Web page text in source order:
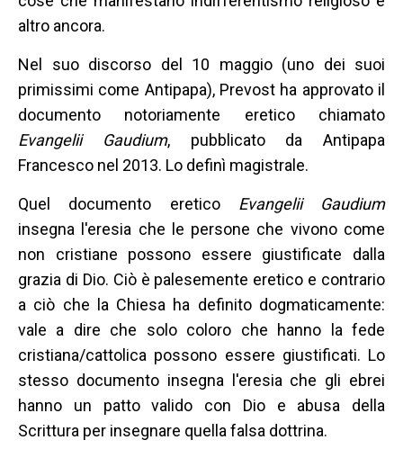
altro ancora.
Nel suo discorso del 10 maggio (uno dei suoi
primissimi come Antipapa), Prevost ha approvato il
documento notoriamente eretico chiamato
Evangelii Gaudium, pubblicato da Antipapa
Francesco nel 2013. Lo definì magistrale.
Quel documento eretico Evangelii Gaudium
insegna l'eresia che le persone che vivono come
non cristiane possono essere giustificate dalla
grazia di Dio. Ciò è palesemente eretico e contrario
a ciò che la Chiesa ha definito dogmaticamente:
vale a dire che solo coloro che hanno la fede
cristiana/cattolica possono essere giustificati. Lo
stesso documento insegna l'eresia che gli ebrei
hanno un patto valido con Dio e abusa della
Scrittura per insegnare quella falsa dottrina.